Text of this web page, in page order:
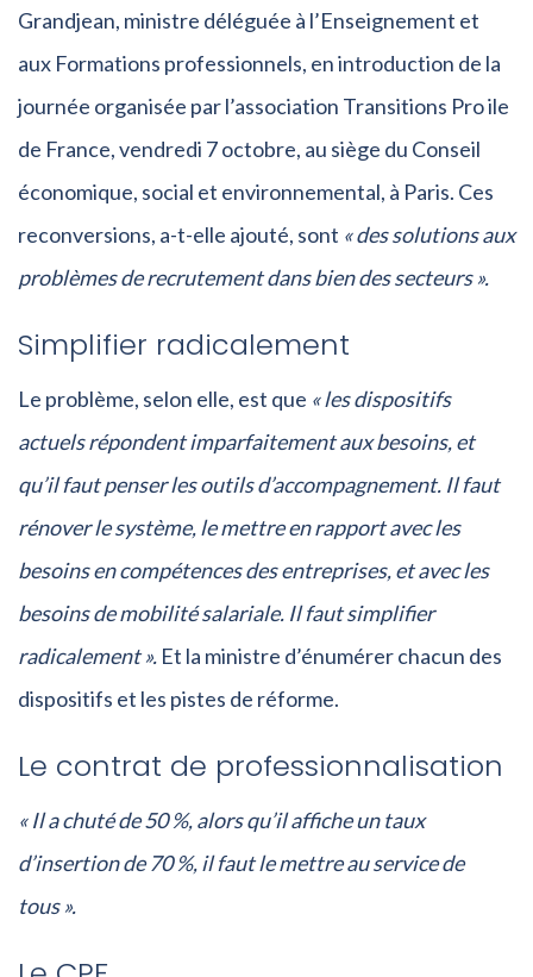
Grandjean, ministre déléguée à l’Enseignement et
aux Formations professionnels, en introduction de la
journée organisée par l’association Transitions Pro ile
de France, vendredi 7 octobre, au siège du Conseil
économique, social et environnemental, à Paris. Ces
reconversions, a-t-elle ajouté, sont « des solutions aux
problèmes de recrutement dans bien des secteurs ».
Simplifier radicalement
Le problème, selon elle, est que « les dispositifs
actuels répondent imparfaitement aux besoins, et
qu’il faut penser les outils d’accompagnement. Il faut
rénover le système, le mettre en rapport avec les
besoins en compétences des entreprises, et avec les
besoins de mobilité salariale. Il faut simplifier
radicalement ». Et la ministre d’énumérer chacun des
dispositifs et les pistes de réforme.
Le contrat de professionnalisation
« Il a chuté de 50 %, alors qu’il affiche un taux
d’insertion de 70 %, il faut le mettre au service de
tous ».